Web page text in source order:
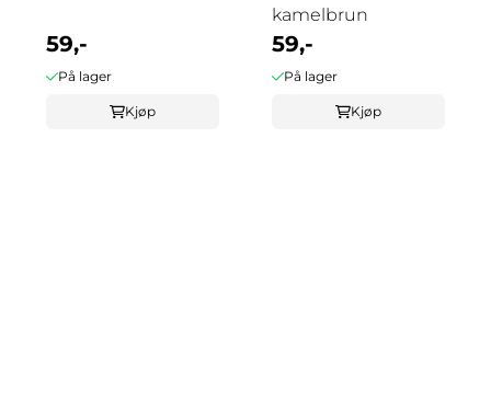
59,-
På lager
Kjøp
kamelbrun
59,-
På lager
Kjøp